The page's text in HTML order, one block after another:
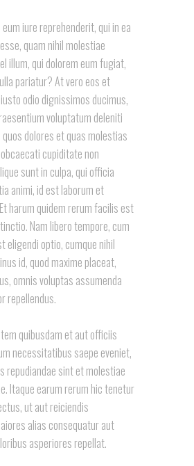
iure reprehenderit, qui in ea
quam nihil molestiae
illum, qui dolorem eum fugiat,
pariatur? At vero eos et
odio dignissimos ducimus,
voluptatum deleniti
dolores et quas molestias
cupiditate non
sunt in culpa, qui officia
animi, id est laborum et
harum quidem rerum facilis est
Nam libero tempore, cum
eligendi optio, cumque nihil
id, quod maxime placeat,
omnis voluptas assumenda
repellendus.
quibusdam et aut officiis
necessitatibus saepe eveniet,
repudiandae sint et molestiae
Itaque earum rerum hic tenetur
ut aut reiciendis
alias consequatur aut
asperiores repellat.